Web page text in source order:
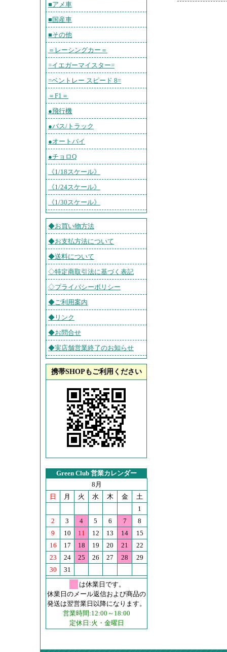
■アメ車
■国産車
■その他
＝レーシングカー＝
=イエガーマイスター=
=ベントレー スピード 8=
＝F1＝
●飛行機
●バス/トラック
●オートバイ
●チョロQ
《1/18スケール》
《1/24スケール》
《1/30スケール》
◆お買い物方法
◆お支払方法について
◆送料について
◇特定商取引法に基づく表記
◇プライバシーポリシー
◆ご利用案内
◆リンク
◆お問合せ
◆実店舗営業終了のお知らせ
携帯SHOPもご利用ください
Green Club 営業カレンダー
8月
日
月 火 水 木 金
土
1
2
3 4 5 6 7
8
9
10 11 12 13 14
15
16
17 18 19 20 21
22
23
24 25 26 27 28
29
30
31
は休業日です。
休業日のメール返信および商品の
発送は翌営業日以降になります。
営業時間:12:00～18:00
定休日:火・金曜日